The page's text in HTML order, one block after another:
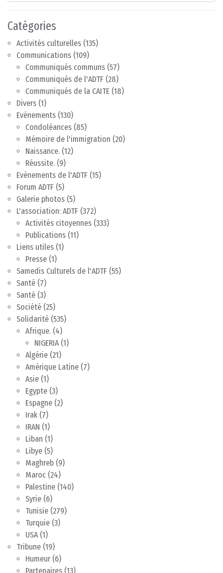
Catégories
Activités culturelles (135)
Communications (109)
Communiqués communs (57)
Communiqués de l'ADTF (28)
Communiqués de la CAITE (18)
Divers (1)
Evénements (130)
Condoléances (85)
Mémoire de l'immigration (20)
Naissance. (12)
Réussite. (9)
Evènements de l'ADTF (15)
Forum ADTF (5)
Galerie photos (5)
L'association: ADTF (372)
Activités citoyennes (333)
Publications (11)
Liens utiles (1)
Presse (1)
Samedis Culturels de l'ADTF (55)
Santé (7)
Santé (3)
Société (25)
Solidarité (535)
Afrique. (4)
NIGERIA(1)
Algérie (21)
Amérique Latine (7)
Asie (1)
Egypte (3)
Espagne (2)
Irak (7)
IRAN (1)
Liban (1)
Libye (5)
Maghreb (9)
Maroc (24)
Palestine (140)
Syrie (6)
Tunisie (279)
Turquie (3)
USA(1)
Tribune (19)
Humeur (6)
Partenaires (13)